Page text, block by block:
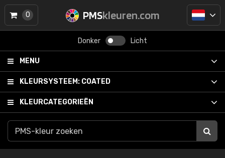
PMSkleuren.com
Donker Licht
MENU
KLEURSYSTEEM: COATED
KLEURCATEGORIEËN
0